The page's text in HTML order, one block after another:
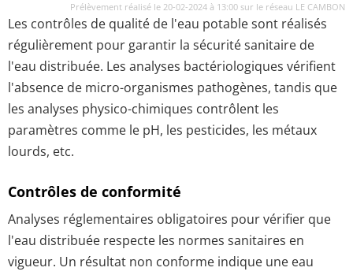
Prélèvement réalisé le 20-02-2024 à 13:00 sur le réseau LE CAMBON
Les contrôles de qualité de l'eau potable sont réalisés
régulièrement pour garantir la sécurité sanitaire de
l'eau distribuée. Les analyses bactériologiques vérifient
l'absence de micro-organismes pathogènes, tandis que
les analyses physico-chimiques contrôlent les
paramètres comme le pH, les pesticides, les métaux
lourds, etc.
Contrôles de conformité
Analyses réglementaires obligatoires pour vérifier que
l'eau distribuée respecte les normes sanitaires en
vigueur. Un résultat non conforme indique une eau